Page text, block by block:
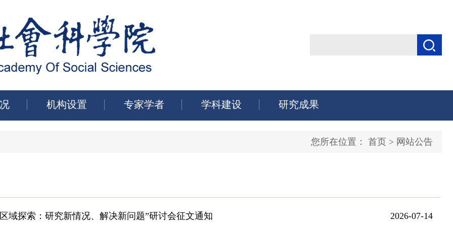
机构设置 专家学者 学科建设 研究成果
您所在位置： 首页 > 网站公告
域探索：研究新情况、解决新问题”研讨会征文通知 2026-07-14